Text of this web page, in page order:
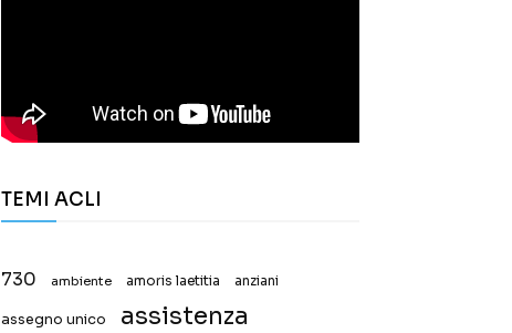
TEMI ACLI
730 ambiente amoris laetitia anziani
assegno unico assistenza